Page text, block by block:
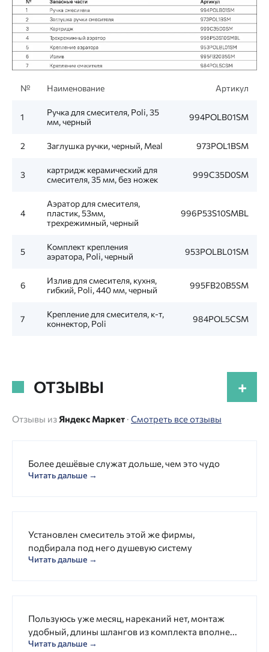
№ Наименование Артикул
1
Ручка для смесителя, Poli, 35
мм, черный
994POLB01SM
2 Заглушка ручки, черный, Meal 973POL1BSM
3
картридж керамический для
смесителя, 35 мм, без ножек
999C35D0SM
4
Аэратор для смесителя,
пластик, 53мм,
трехрежимный, черный
996P53S10SMBL
5
Комплект крепления
аэратора, Poli, черный
953POLBL01SM
6
Излив для смесителя, кухня,
гибкий, Poli, 440 мм, черный
995FB20B5SM
7
Крепление для смесителя, к-т,
коннектор, Poli
984POL5CSM
ОТЗЫВЫ +
Отзывы из Яндекс Маркет · Смотреть все отзывы
Более дешёвые служат дольше, чем это чудо
Читать дальше →
Установлен смеситель этой же фирмы,
подбирала под него душевую систему
Читать дальше →
Пользуюсь уже месяц, нареканий нет, монтаж
удобный, длины шлангов из комплекта вполне...
Читать дальше →